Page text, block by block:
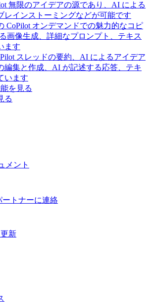
無限のアイデアの源であり、AI による
レインストーミングなどが可能です
CoPilot オンデマンドでの魅力的なコピ
画像生成、詳細なプロンプト、テキス
ます
スレッドの要約、AI によるアイデア
編集と作成、AI が記述する応答、テキ
います
を見る
る
メント
ートナーに連絡
新